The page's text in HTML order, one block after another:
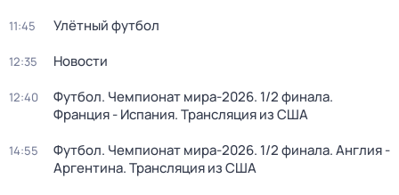
11:45 Улётный футбол
12:35 Новости
12:40
Футбол. Чемпионат мира-2026. 1/2 финала.
Франция - Испания. Трансляция из США
14:55
Футбол. Чемпионат мира-2026. 1/2 финала. Англия -
Аргентина. Трансляция из США